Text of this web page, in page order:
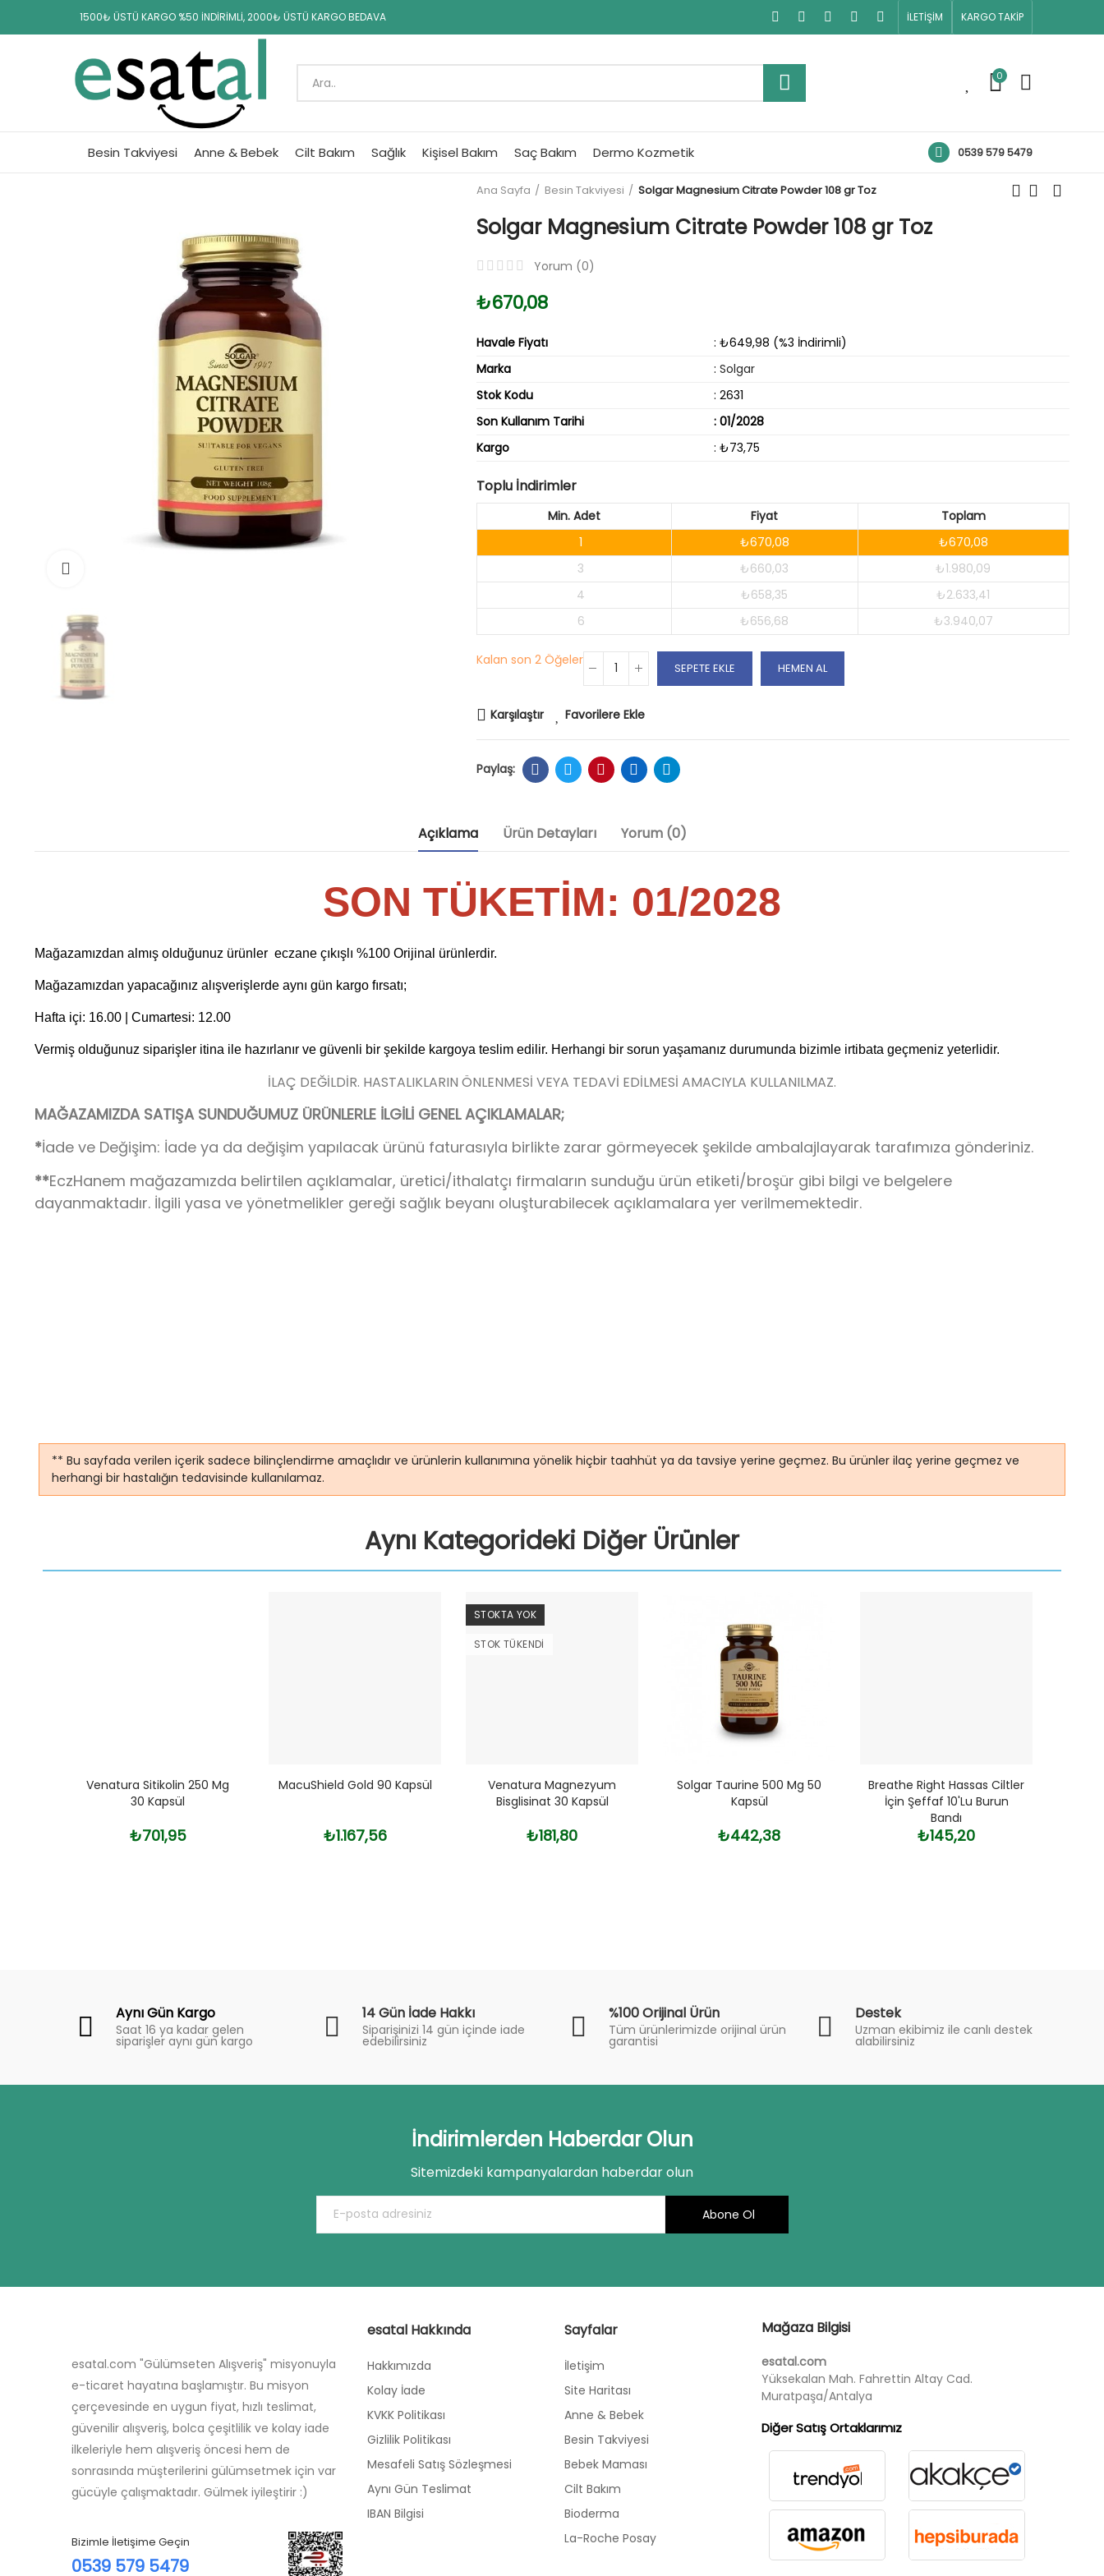
1500₺ ÜSTÜ KARGO %50 İNDİRİMLİ, 2000₺ ÜSTÜ KARGO BEDAVA İLETİŞİM KARGO TAKİP
0
Besin Takviyesi Anne & Bebek Cilt Bakım Sağlık Kişisel Bakım Saç Bakım Dermo Kozmetik 0539 579 5479
Ana Sayfa Besin Takviyesi Solgar Magnesium Citrate Powder 108 gr Toz
Solgar Magnesium Citrate Powder 108 gr Toz
Yorum (0)
₺670,08
Havale Fiyatı
: ₺649,98 (%3 İndirimli)
Marka
: Solgar
Stok Kodu
: 2631
Son Kullanım Tarihi
: 01/2028
Kargo
: ₺73,75
Toplu İndirimler
Min. Adet Fiyat
Toplam
1
₺670,08
₺670,08
3
₺660,03
₺1.980,09
4
₺658,35
₺2.633,41
6
₺656,68 ₺3.940,07
Kalan son 2 Öğeler
SEPETE EKLE HEMEN AL
Karşılaştır Favorilere Ekle
Açıklama Ürün Detayları Yorum (0)
SON TÜKETİM: 01/2028
Mağazamızdan almış olduğunuz ürünler eczane çıkışlı %100 Orijinal ürünlerdir.
Mağazamızdan yapacağınız alışverişlerde aynı gün kargo fırsatı;
Hafta içi: 16.00 | Cumartesi: 12.00
Vermiş olduğunuz siparişler itina ile hazırlanır ve güvenli bir şekilde kargoya teslim edilir. Herhangi bir sorun yaşamanız durumunda bizimle irtibata geçmeniz yeterlidir.
İLAÇ DEĞİLDİR. HASTALIKLARIN ÖNLENMESİ VEYA TEDAVİ EDİLMESİ AMACIYLA KULLANILMAZ.
MAĞAZAMIZDA SATIŞA SUNDUĞUMUZ ÜRÜNLERLE İLGİLİ GENEL AÇIKLAMALAR;
*İade ve Değişim: İade ya da değişim yapılacak ürünü faturasıyla birlikte zarar görmeyecek şekilde ambalajlayarak tarafımıza gönderiniz.
**EczHanem mağazamızda belirtilen açıklamalar, üretici/ithalatçı firmaların sunduğu ürün etiketi/broşür gibi bilgi ve belgelere
dayanmaktadır. İlgili yasa ve yönetmelikler gereği sağlık beyanı oluşturabilecek açıklamalara yer verilmemektedir.
** Bu sayfada verilen içerik sadece bilinçlendirme amaçlıdır ve ürünlerin kullanımına yönelik hiçbir taahhüt ya da tavsiye yerine geçmez. Bu ürünler ilaç yerine geçmez ve
herhangi bir hastalığın tedavisinde kullanılamaz.
Aynı Kategorideki Diğer Ürünler
Venatura Sitikolin 250 Mg
30 Kapsül
₺701,95
MacuShield Gold 90 Kapsül
₺1.167,56
STOKTA YOK
STOK TÜKENDI
Venatura Magnezyum
Bisglisinat 30 Kapsül
₺181,80
Solgar Taurine 500 Mg 50
Kapsül
₺442,38
Breathe Right Hassas Ciltler
İçin Şeffaf 10'lu Burun
Bandı
₺145,20
Aynı Gün Kargo
Saat 16 ya kadar gelen
siparişler aynı gün kargo
14 Gün İade Hakkı
Siparişinizi 14 gün içinde iade
edebilirsiniz
%100 Orijinal Ürün
Tüm ürünlerimizde orijinal ürün
garantisi
Destek
Uzman ekibimiz ile canlı destek
alabilirsiniz
İndirimlerden Haberdar Olun
Sitemizdeki kampanyalardan haberdar olun
Abone Ol
esatal.com "Gülümseten Alışveriş" misyonuyla
e-ticaret hayatına başlamıştır. Bu misyon
çerçevesinde en uygun fiyat, hızlı teslimat,
güvenilir alışveriş, bolca çeşitlilik ve kolay iade
ilkeleriyle hem alışveriş öncesi hem de
sonrasında müşterilerini gülümsetmek için var
gücüyle çalışmaktadır. Gülmek iyileştirir :)
Bizimle İletişime Geçin
0539 579 5479
esatal Hakkında
Hakkımızda
Kolay İade
KVKK Politikası
Gizlilik Politikası
Mesafeli Satış Sözleşmesi
Aynı Gün Teslimat
IBAN Bilgisi
Sayfalar
İletişim
Site Haritası
Anne & Bebek
Besin Takviyesi
Bebek Maması
Cilt Bakım
Bioderma
La-Roche Posay
Mağaza Bilgisi
esatal.com
Yüksekalan Mah. Fahrettin Altay Cad.
Muratpaşa/Antalya
Diğer Satış Ortaklarımız